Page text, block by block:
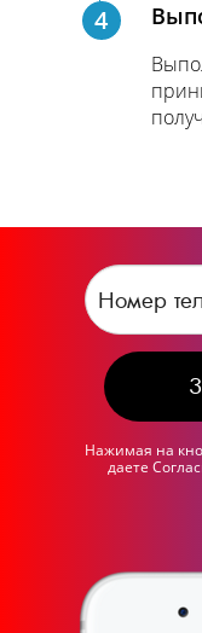
4
Нажимая на
даете